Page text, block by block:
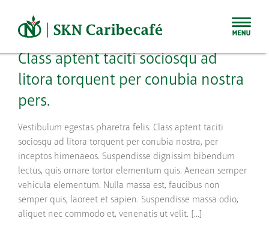
content
Class aptent taciti sociosqu ad
litora torquent per conubia nostra
pers.
Vestibulum egestas pharetra felis. Class aptent taciti
sociosqu ad litora torquent per conubia nostra, per
inceptos himenaeos. Suspendisse dignissim bibendum
lectus, quis ornare tortor elementum quis. Aenean semper
vehicula elementum. Nulla massa est, faucibus non
semper quis, laoreet et sapien. Suspendisse massa odio,
aliquet nec commodo et, venenatis ut velit. [...]